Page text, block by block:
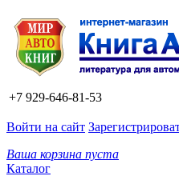
+7 929-646-81-53
Войти на сайт
Ваша корзина пуста
Каталог